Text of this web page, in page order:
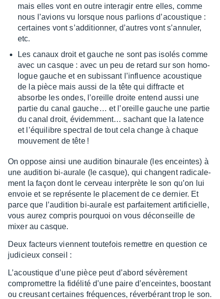
mais elles vont en outre inter­agir entre elles, comme
nous l’avions vu lorsque nous parlions d’acous­tique :
certaines vont s’ad­di­tion­ner, d’autres vont s’an­nu­ler,
etc.
Les canaux droit et gauche ne sont pas isolés comme
avec un casque : avec un peu de retard sur son homo­
logue gauche et en subis­sant l’in­fluence acous­tique
de la pièce mais aussi de la tête qui diffracte et
absorbe les ondes, l’oreille droite entend aussi une
partie du canal gauche… et l’oreille gauche une partie
du canal droit, évidem­ment… sachant que la latence
et l’équi­libre spec­tral de tout cela change à chaque
mouve­ment de tête !
On oppose ainsi une audi­tion binau­rale (les enceintes) à
une audi­tion bi-aurale (le casque), qui changent radi­ca­le­
ment la façon dont le cerveau inter­prète le son qu’on lui
envoie et se repré­sente le place­ment de ce dernier. Et
parce que l’au­di­tion bi-aurale est parfai­te­ment arti­fi­cielle,
vous aurez compris pourquoi on vous décon­seille de
mixer au casque.
Deux facteurs viennent toute­fois remettre en ques­tion ce
judi­cieux conseil :
L’acous­tique d’une pièce peut d’abord sévè­re­ment
compro­mettre la fidé­lité d’une paire d’en­ceintes, boos­tant
ou creu­sant certaines fréquences, réver­bé­rant trop le son.